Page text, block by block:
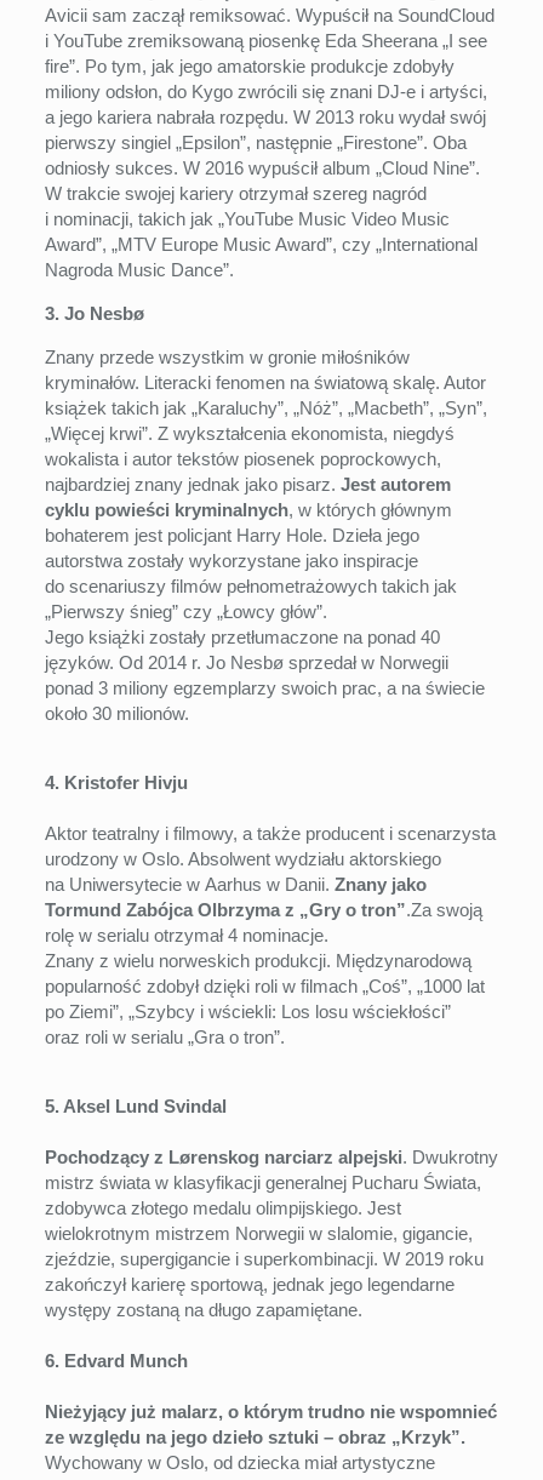
Avicii sam zaczął remiksować. Wypuścił na SoundCloud
i YouTube zremiksowaną piosenkę Eda Sheerana „I see
fire”. Po tym, jak jego amatorskie produkcje zdobyły
miliony odsłon, do Kygo zwrócili się znani DJ-e i artyści,
a jego kariera nabrała rozpędu. W 2013 roku wydał swój
pierwszy singiel „Epsilon”, następnie „Firestone”. Oba
odniosły sukces. W 2016 wypuścił album „Cloud Nine”.
W trakcie swojej kariery otrzymał szereg nagród
i nominacji, takich jak „YouTube Music Video Music
Award”, „MTV Europe Music Award”, czy „International
Nagroda Music Dance”.
3. Jo Nesbø
Znany przede wszystkim w gronie miłośników
kryminałów. Literacki fenomen na światową skalę. Autor
książek takich jak „Karaluchy”, „Nóż”, „Macbeth”, „Syn”,
„Więcej krwi”. Z wykształcenia ekonomista, niegdyś
wokalista i autor tekstów piosenek poprockowych,
najbardziej znany jednak jako pisarz. Jest autorem
cyklu powieści kryminalnych, w których głównym
bohaterem jest policjant Harry Hole. Dzieła jego
autorstwa zostały wykorzystane jako inspiracje
do scenariuszy filmów pełnometrażowych takich jak
„Pierwszy śnieg” czy „Łowcy głów”.
Jego książki zostały przetłumaczone na ponad 40
języków. Od 2014 r. Jo Nesbø sprzedał w Norwegii
ponad 3 miliony egzemplarzy swoich prac, a na świecie
około 30 milionów.
4. Kristofer Hivju
Aktor teatralny i filmowy, a także producent i scenarzysta
urodzony w Oslo. Absolwent wydziału aktorskiego
na Uniwersytecie w Aarhus w Danii. Znany jako
Tormund Zabójca Olbrzyma z „Gry o tron”.Za swoją
rolę w serialu otrzymał 4 nominacje.
Znany z wielu norweskich produkcji. Międzynarodową
popularność zdobył dzięki roli w filmach „Coś”, „1000 lat
po Ziemi”, „Szybcy i wściekli: Los losu wściekłości”
oraz roli w serialu „Gra o tron”.
5. Aksel Lund Svindal
Pochodzący z Lørenskog narciarz alpejski. Dwukrotny
mistrz świata w klasyfikacji generalnej Pucharu Świata,
zdobywca złotego medalu olimpijskiego. Jest
wielokrotnym mistrzem Norwegii w slalomie, gigancie,
zjeździe, supergigancie i superkombinacji. W 2019 roku
zakończył karierę sportową, jednak jego legendarne
występy zostaną na długo zapamiętane.
6. Edvard Munch
Nieżyjący już malarz, o którym trudno nie wspomnieć
ze względu na jego dzieło sztuki – obraz „Krzyk”.
Wychowany w Oslo, od dziecka miał artystyczne